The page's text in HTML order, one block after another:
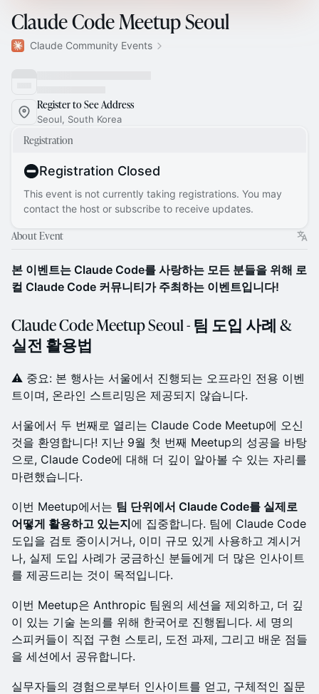
Claude Code Meetup Seoul
Claude Community Events
Register to See Address
Seoul, South Korea
Registration
Registration Closed
This event is not currently taking registrations. You may
contact the host or subscribe to receive updates.
About Event
본 이벤트는 Claude Code를 사랑하는 모든 분들을 위해 로
컬 Claude Code 커뮤니티가 주최하는 이벤트입니다!
Claude Code Meetup Seoul - 팀 도입 사례 &
실전 활용법
⚠️ 중요: 본 행사는 서울에서 진행되는 오프라인 전용 이벤
트이며, 온라인 스트리밍은 제공되지 않습니다.
서울에서 두 번째로 열리는 Claude Code Meetup에 오신
것을 환영합니다! 지난 9월 첫 번째 Meetup의 성공을 바탕
으로, Claude Code에 대해 더 깊이 알아볼 수 있는 자리를
마련했습니다.
이번 Meetup에서는 팀 단위에서 Claude Code를 실제로
어떻게 활용하고 있는지에 집중합니다. 팀에 Claude Code
도입을 검토 중이시거나, 이미 규모 있게 사용하고 계시거
나, 실제 도입 사례가 궁금하신 분들에게 더 많은 인사이트
를 제공드리는 것이 목적입니다.
이번 Meetup은 Anthropic 팀원의 세션을 제외하고, 더 깊
이 있는 기술 논의를 위해 한국어로 진행됩니다. 세 명의
스피커들이 직접 구현 스토리, 도전 과제, 그리고 배운 점들
을 세션에서 공유합니다.
실무자들의 경험으로부터 인사이트를 얻고, 구체적인 질문